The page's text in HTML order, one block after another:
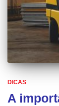
DICAS
A